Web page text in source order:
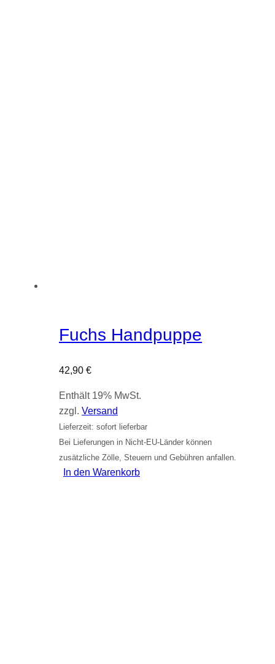
Fuchs Handpuppe
42,90 €
Enthält 19% MwSt.
zzgl. Versand
Lieferzeit: sofort lieferbar
Bei Lieferungen in Nicht-EU-Länder können
zusätzliche Zölle, Steuern und Gebühren anfallen.
In den Warenkorb